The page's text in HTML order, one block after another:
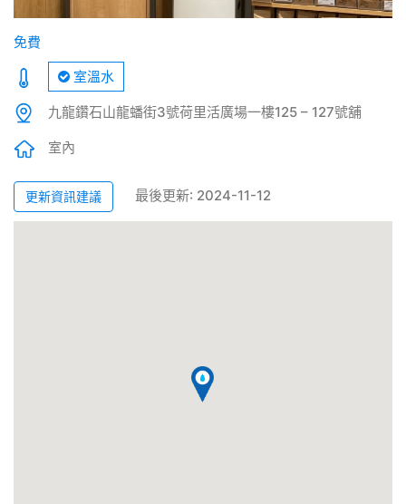
免費
室溫水
九龍鑽石山龍蟠街3號荷里活廣場一樓125 – 127號舖
室內
更新資訊建議 最後更新: 2024-11-12